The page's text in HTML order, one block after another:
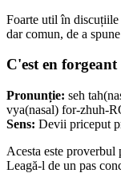
Foarte util în discuțiile
dar comun, de a
C'est en
Pronunție: seh
vya(nasal) for-zhuh-
Sens: Devii priceput
Acesta este
Leagă-l de un pas